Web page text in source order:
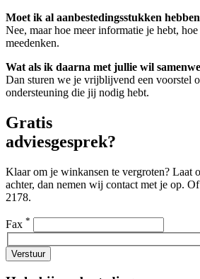
Moet ik al aanbestedingsstukken
Nee, maar hoe meer informatie je hebt,
meedenken.
Wat als ik daarna met jullie wil
Dan sturen we je vrijblijvend een voorstel
ondersteuning die jij nodig hebt.
Gratis
adviesgesprek?
Klaar om je winkansen te vergroten? Laat
achter, dan nemen wij contact met je op.
2178.
Fax *
Verstuur